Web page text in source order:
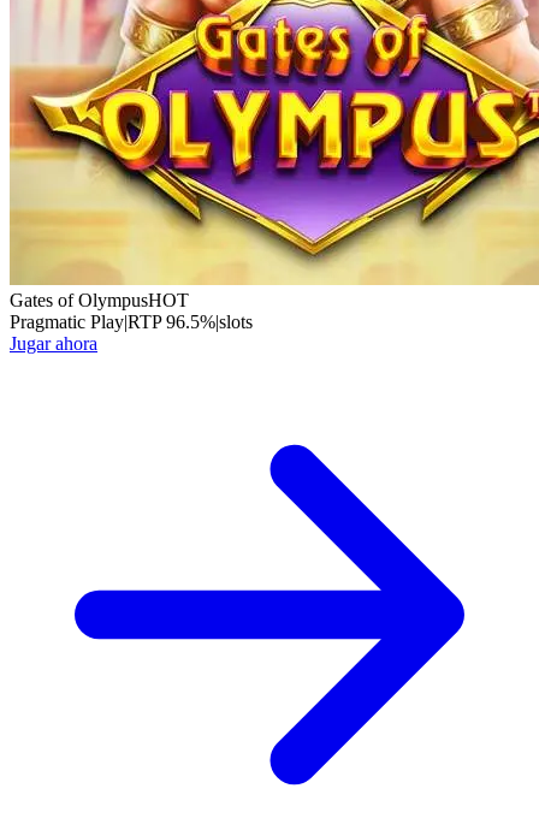
Gates of OlympusHOT
Pragmatic Play|RTP96.5%|slots
Jugar ahora